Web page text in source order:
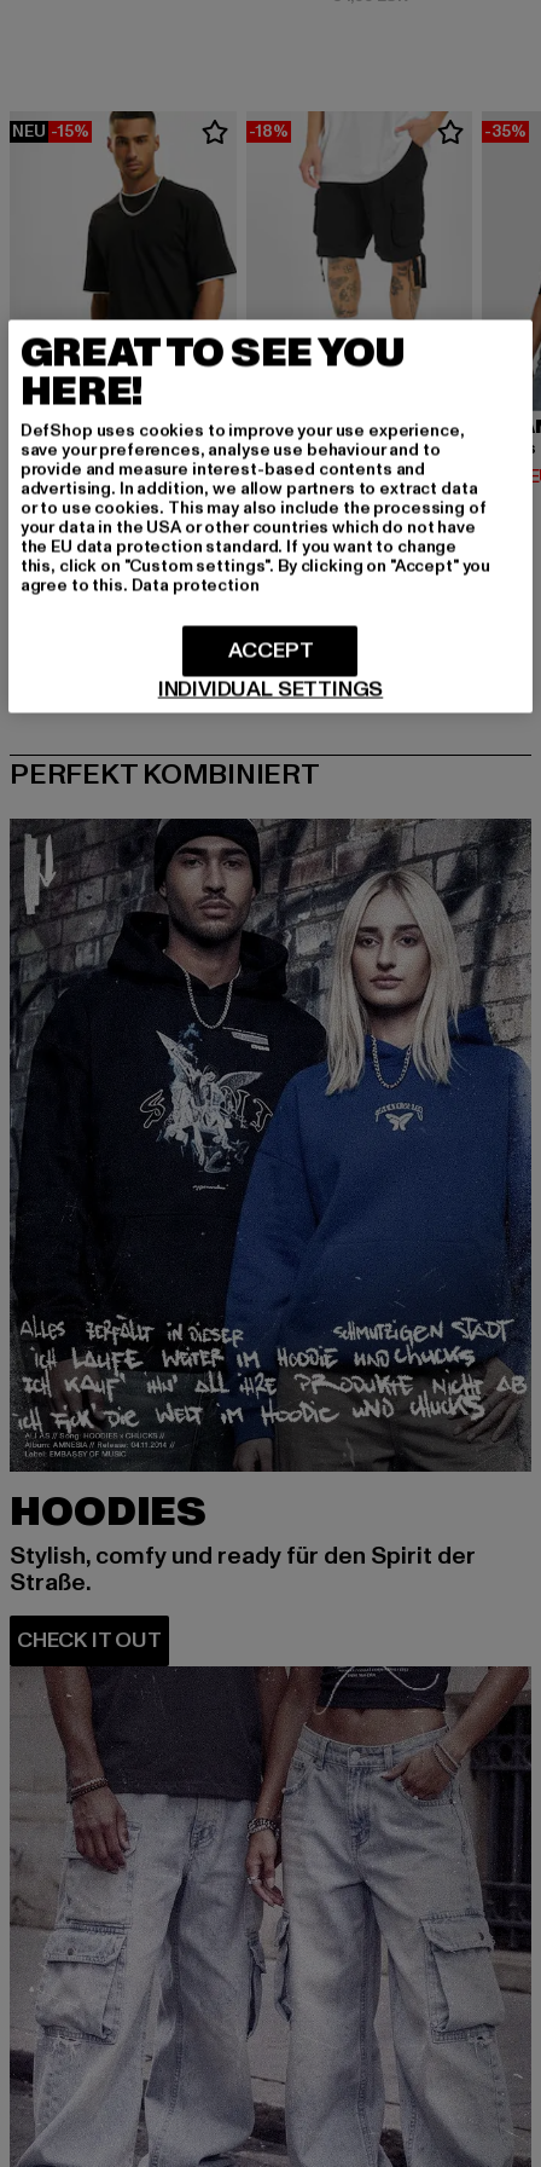
NEU -15%
URBAN CLASSICS
Contrast Tall Tee
12,74 EUR
Derzeitiger Preis: 12,74 EUR
14,99 EURAktionspreis: 14,99 EUR
-18%
BRANDIT
Urban Legend
32,79 EUR
Derzeitiger Preis: 32,79 EUR
39,99 EURAktionspreis:
-35%
14,94
PERFEKT KOMBINIERT
HOODIES
Stylish, comfy und ready für den Spirit der
Straße.
GREAT TO SEE YOU
HERE!
DefShop uses cookies to improve your use experience,
save your preferences, analyse use behaviour and to
provide and measure interest-based contents and
advertising. In addition, we allow partners to extract data
or to use cookies. This may also include the processing of
your data in the USA or other countries which do not have
the EU data protection standard. If you want to change
this, click on "Custom settings". By clicking on "Accept" you
agree to this. Data protection
INDIVIDUAL SETTINGS
ACCEPT